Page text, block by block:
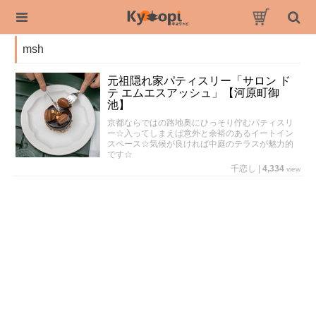
msh
元祖隠れ家パティスリー「サロン ド
テ エムエスアッシュ」【河原町御
池】
京都ならではの路地奥にひっそり佇むパティスリ
ー☆入ってしまえば意外と余裕のあるイートイン
スペース☆気候が良ければ中庭のテラスが魅力的
です☆
千恋し
4,334 view